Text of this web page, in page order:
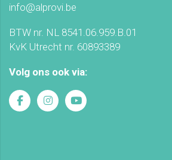
info@alprovi.be
BTW nr. NL 8541.06.959.B.01
KvK Utrecht nr. 60893389
Volg ons ook via: